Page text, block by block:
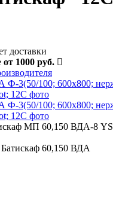
доставки
от 1000 руб.
МП 60,150 ВДА-8 YS
60,150 ВДА